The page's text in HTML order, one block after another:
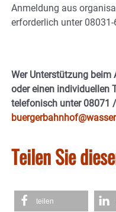
Anmeldung aus
erforderlich unter
Wer Unterstützung
oder einen individuellen
telefonisch unter 08071
Teilen Sie
teilen